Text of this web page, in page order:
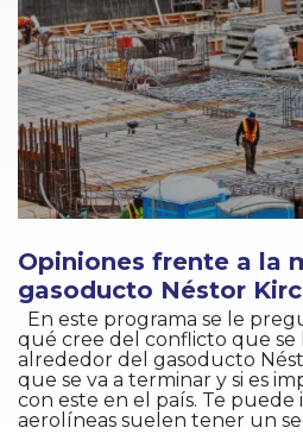
Opiniones frente a la
gasoducto Néstor
En este programa se le
qué cree del conflicto que se
alrededor del gasoducto
que se va a terminar y si es
con este en el país. Te puede
aerolíneas suelen tener un